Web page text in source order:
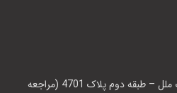
مشهد، بزرگراه بابانظر – بازار بزرگ ملل – طبقه دوم پلاک 4701 (مراجعه